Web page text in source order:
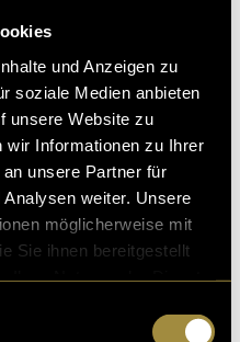
und Anzeigen zu
soziale Medien anbieten
unsere Website zu
wir Informationen zu Ihrer
unsere Partner für
weiter. Unsere
möglicherweise mit
Sie ihnen bereitgestellt